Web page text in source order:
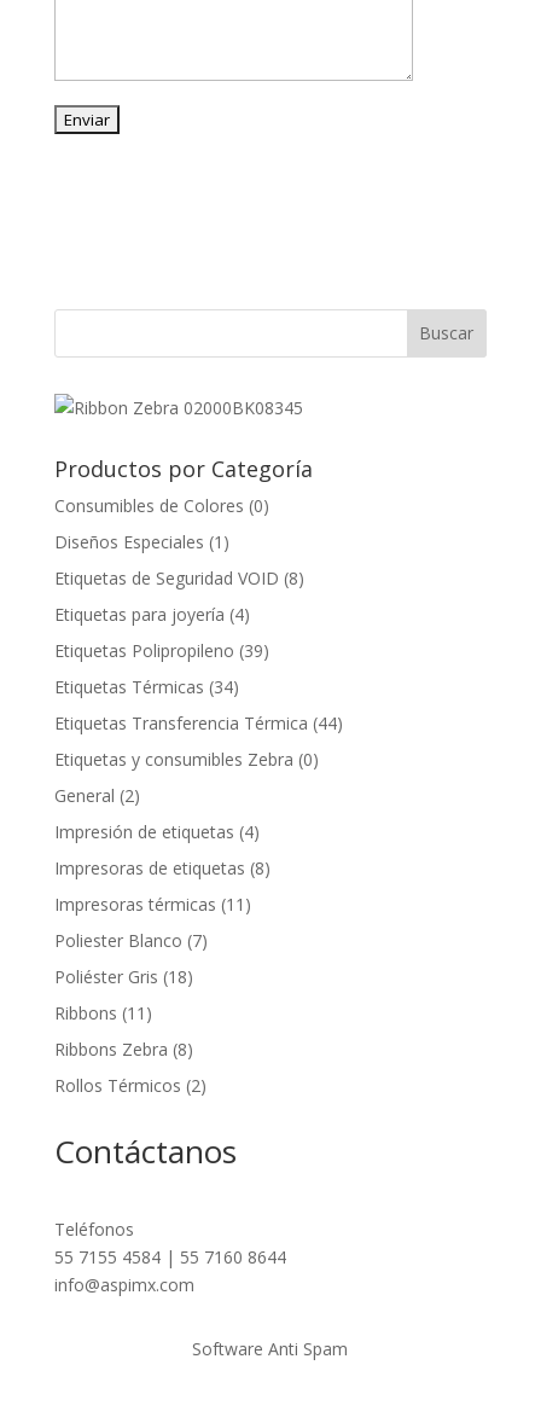
Productos por Categoría
Consumibles de Colores (0)
Diseños Especiales (1)
Etiquetas de Seguridad VOID (8)
Etiquetas para joyería (4)
Etiquetas Polipropileno (39)
Etiquetas Térmicas (34)
Etiquetas Transferencia Térmica (44)
Etiquetas y consumibles Zebra (0)
General (2)
Impresión de etiquetas (4)
Impresoras de etiquetas (8)
Impresoras térmicas (11)
Poliester Blanco (7)
Poliéster Gris (18)
Ribbons (11)
Ribbons Zebra (8)
Rollos Térmicos (2)
Contáctanos
Teléfonos
55 7155 4584 | 55 7160 8644
info@aspimx.com
Software Anti Spam